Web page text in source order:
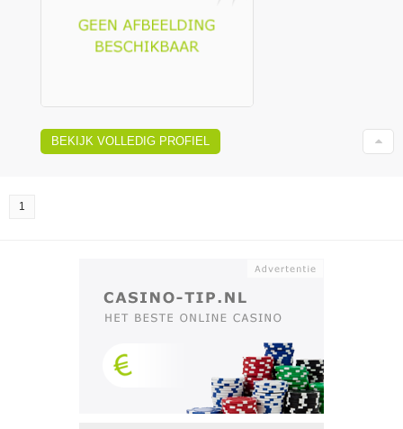
BEKIJK VOLLEDIG PROFIEL
1